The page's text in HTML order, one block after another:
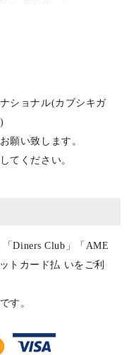
ショナル(カブシキガ
願い致します。
てください。
「Diners Club」「AME
トカード払 いをご利
す。